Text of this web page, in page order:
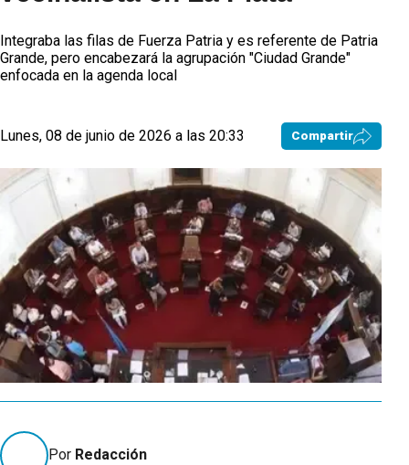
Integraba las filas de Fuerza Patria y es referente de Patria
Grande, pero encabezará la agrupación "Ciudad Grande"
enfocada en la agenda local
Lunes, 08 de junio de 2026 a las 20:33 Compartir
Por Redacción